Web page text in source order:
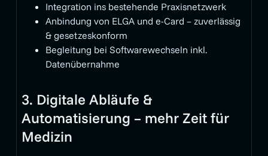
Integration ins bestehende Praxisnetzwerk
Anbindung von ELGA und e-Card – zuverlässig
& gesetzeskonform
Begleitung bei Softwarewechseln inkl.
Datenübernahme
3. Digitale Abläufe &
Automatisierung – mehr Zeit für
Medizin